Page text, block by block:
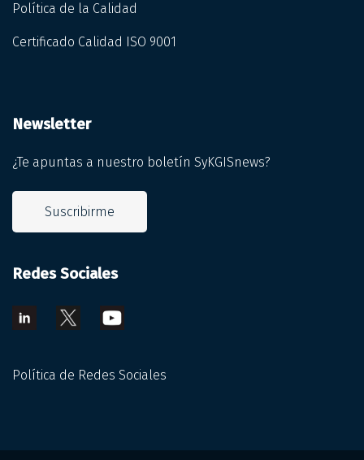
Política de la Calidad
Certificado Calidad ISO 9001
Newsletter
¿Te apuntas a nuestro boletín SyKGISnews?
Suscribirme
Redes Sociales
Política de Redes Sociales